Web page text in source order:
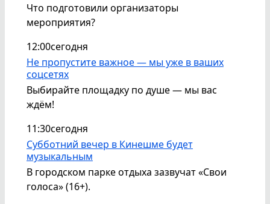
Что подготовили организаторы
мероприятия?
12:00сегодня
Не пропустите важное — мы уже в ваших
соцсетях
Выбирайте площадку по душе — мы вас
ждём!
11:30сегодня
Субботний вечер в Кинешме будет
музыкальным
В городском парке отдыха зазвучат «Свои
голоса» (16+).